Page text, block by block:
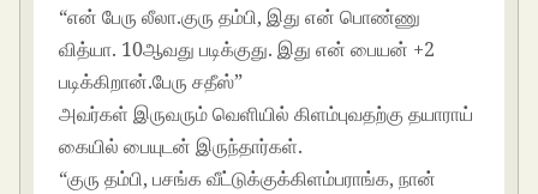
“என் பேரு லீலா.குரு தம்பி, இது என் பொண்ணு
வித்யா. 10ஆவது படிக்குது. இது என் பையன் +2
படிக்கிறான்.பேரு சதீஸ்”
அவர்கள் இருவரும் வெளியில் கிளம்புவதற்கு தயாராய்
கையில் பையுடன் இருந்தார்கள்.
“குரு தம்பி, பசங்க வீட்டுக்குக்கிளம்பராங்க, நான்